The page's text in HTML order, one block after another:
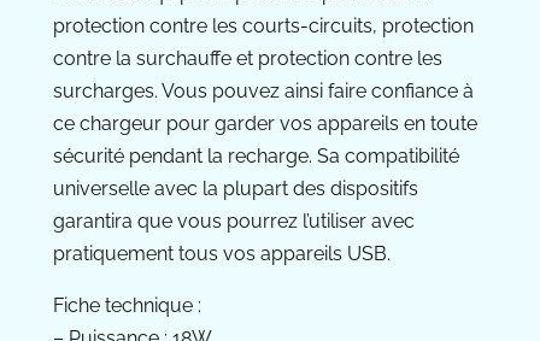
protection contre les courts-circuits, protection
contre la surchauffe et protection contre les
surcharges. Vous pouvez ainsi faire confiance à
ce chargeur pour garder vos appareils en toute
sécurité pendant la recharge. Sa compatibilité
universelle avec la plupart des dispositifs
garantira que vous pourrez l’utiliser avec
pratiquement tous vos appareils USB.
Fiche technique :